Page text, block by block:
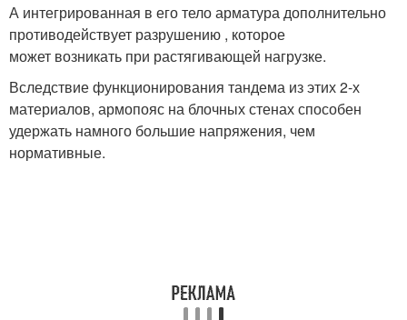
А интегрированная в его тело арматура дополнительно
противодействует разрушению , которое
может возникать при растягивающей нагрузке.
Вследствие функционирования тандема из этих 2-х
материалов, армопояс на блочных стенах способен
удержать намного большие напряжения, чем
нормативные.